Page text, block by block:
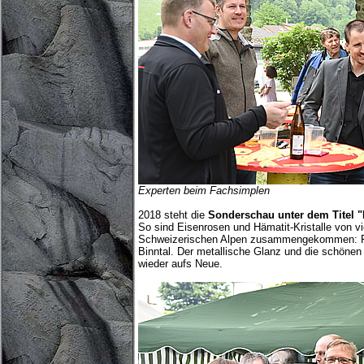
Experten beim Fachsimplen
2018 steht die Sonderschau unter dem Titel
So sind Eisenrosen und Hämatit-Kristalle von
Schweizerischen Alpen zusammengekommen:
Binntal. Der metallische Glanz und die
wieder aufs Neue.